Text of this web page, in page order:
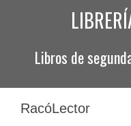
Libros de
RacóLector